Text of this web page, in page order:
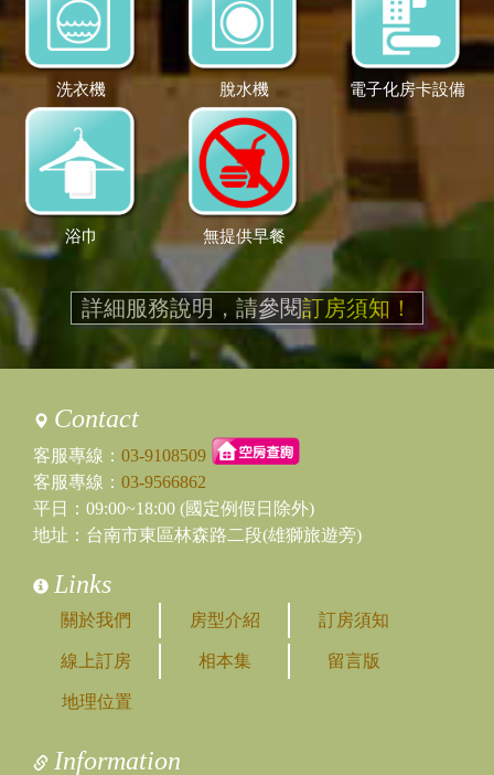
洗衣機 脫水機 電子化房卡設備
浴巾 無提供早餐
詳細服務說明，請參閱訂房須知！
Contact
客服專線： 03-9108509
客服專線： 03-9566862
平日：09:00~18:00 (國定例假日除外)
地址：台南市東區林森路二段(雄獅旅遊旁)
Links
關於我們 房型介紹 訂房須知
線上訂房 相本集 留言版
地理位置
Information